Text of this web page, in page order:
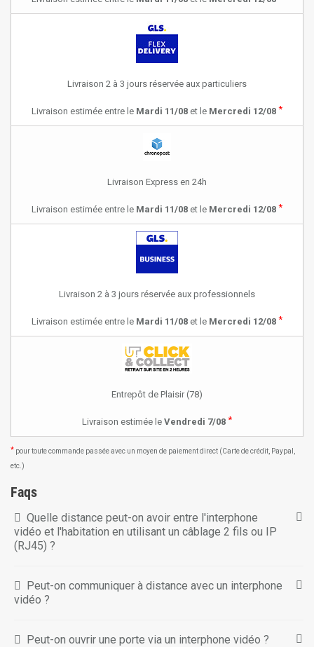
Livraison 2 à 3 jours réservée aux particuliers
Livraison estimée entre le Mardi 11/08 et le Mercredi 12/08 *
Livraison Express en 24h
Livraison estimée entre le Mardi 11/08 et le Mercredi 12/08 *
Livraison 2 à 3 jours réservée aux professionnels
Livraison estimée entre le Mardi 11/08 et le Mercredi 12/08 *
Entrepôt de Plaisir (78)
Livraison estimée le Vendredi 7/08 *
* pour toute commande passée avec un moyen de paiement direct (Carte de crédit, Paypal,
etc.)
Faqs
Quelle distance peut-on avoir entre l'interphone
vidéo et l'habitation en utilisant un câblage 2 fils ou IP
(RJ45) ?
Peut-on communiquer à distance avec un interphone
vidéo ?
Peut-on ouvrir une porte via un interphone vidéo ?